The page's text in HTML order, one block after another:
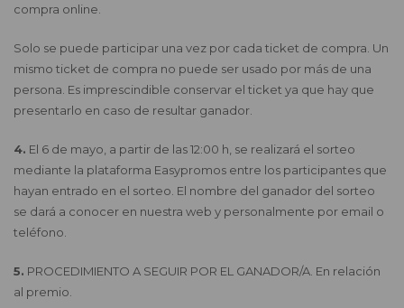
compra online.
Solo se puede participar una vez por cada ticket de compra. Un
mismo ticket de compra no puede ser usado por más de una
persona. Es imprescindible conservar el ticket ya que hay que
presentarlo en caso de resultar ganador.
4. El 6 de mayo, a partir de las 12:00 h, se realizará el sorteo
mediante la plataforma Easypromos entre los participantes que
hayan entrado en el sorteo. El nombre del ganador del sorteo
se dará a conocer en nuestra web y personalmente por email o
teléfono.
5. PROCEDIMIENTO A SEGUIR POR EL GANADOR/A. En relación
al premio.